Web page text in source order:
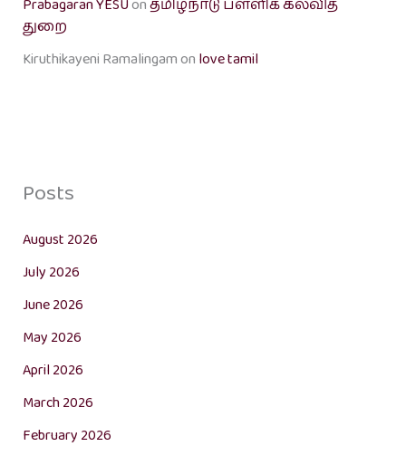
Prabagaran YESUonதமிழ்நாடு பள்ளிக் கல்வித்
துறை
Kiruthikayeni Ramalingamon love tamil
Posts
August 2026
July 2026
June 2026
May 2026
April 2026
March 2026
February 2026